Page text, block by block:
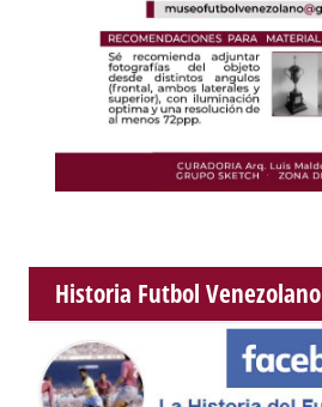
Historia Futbol Venezolano